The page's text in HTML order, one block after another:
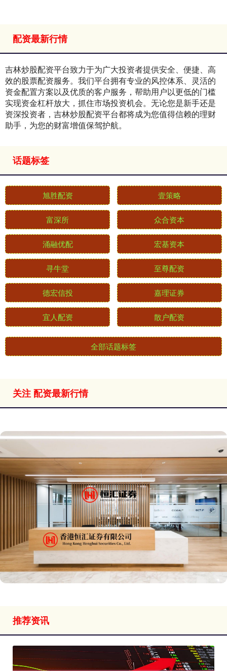
配资最新行情
吉林炒股配资平台致力于为广大投资者提供安全、便捷、高
效的股票配资服务。我们平台拥有专业的风控体系、灵活的
资金配置方案以及优质的客户服务，帮助用户以更低的门槛
实现资金杠杆放大，抓住市场投资机会。无论您是新手还是
资深投资者，吉林炒股配资平台都将成为您值得信赖的理财
助手，为您的财富增值保驾护航。
话题标签
旭胜配资 壹策略
富深所 众合资本
涌融优配 宏基资本
寻牛堂 至尊配资
德宏信投 嘉理证券
宜人配资 散户配资
全部话题标签
关注 配资最新行情
推荐资讯